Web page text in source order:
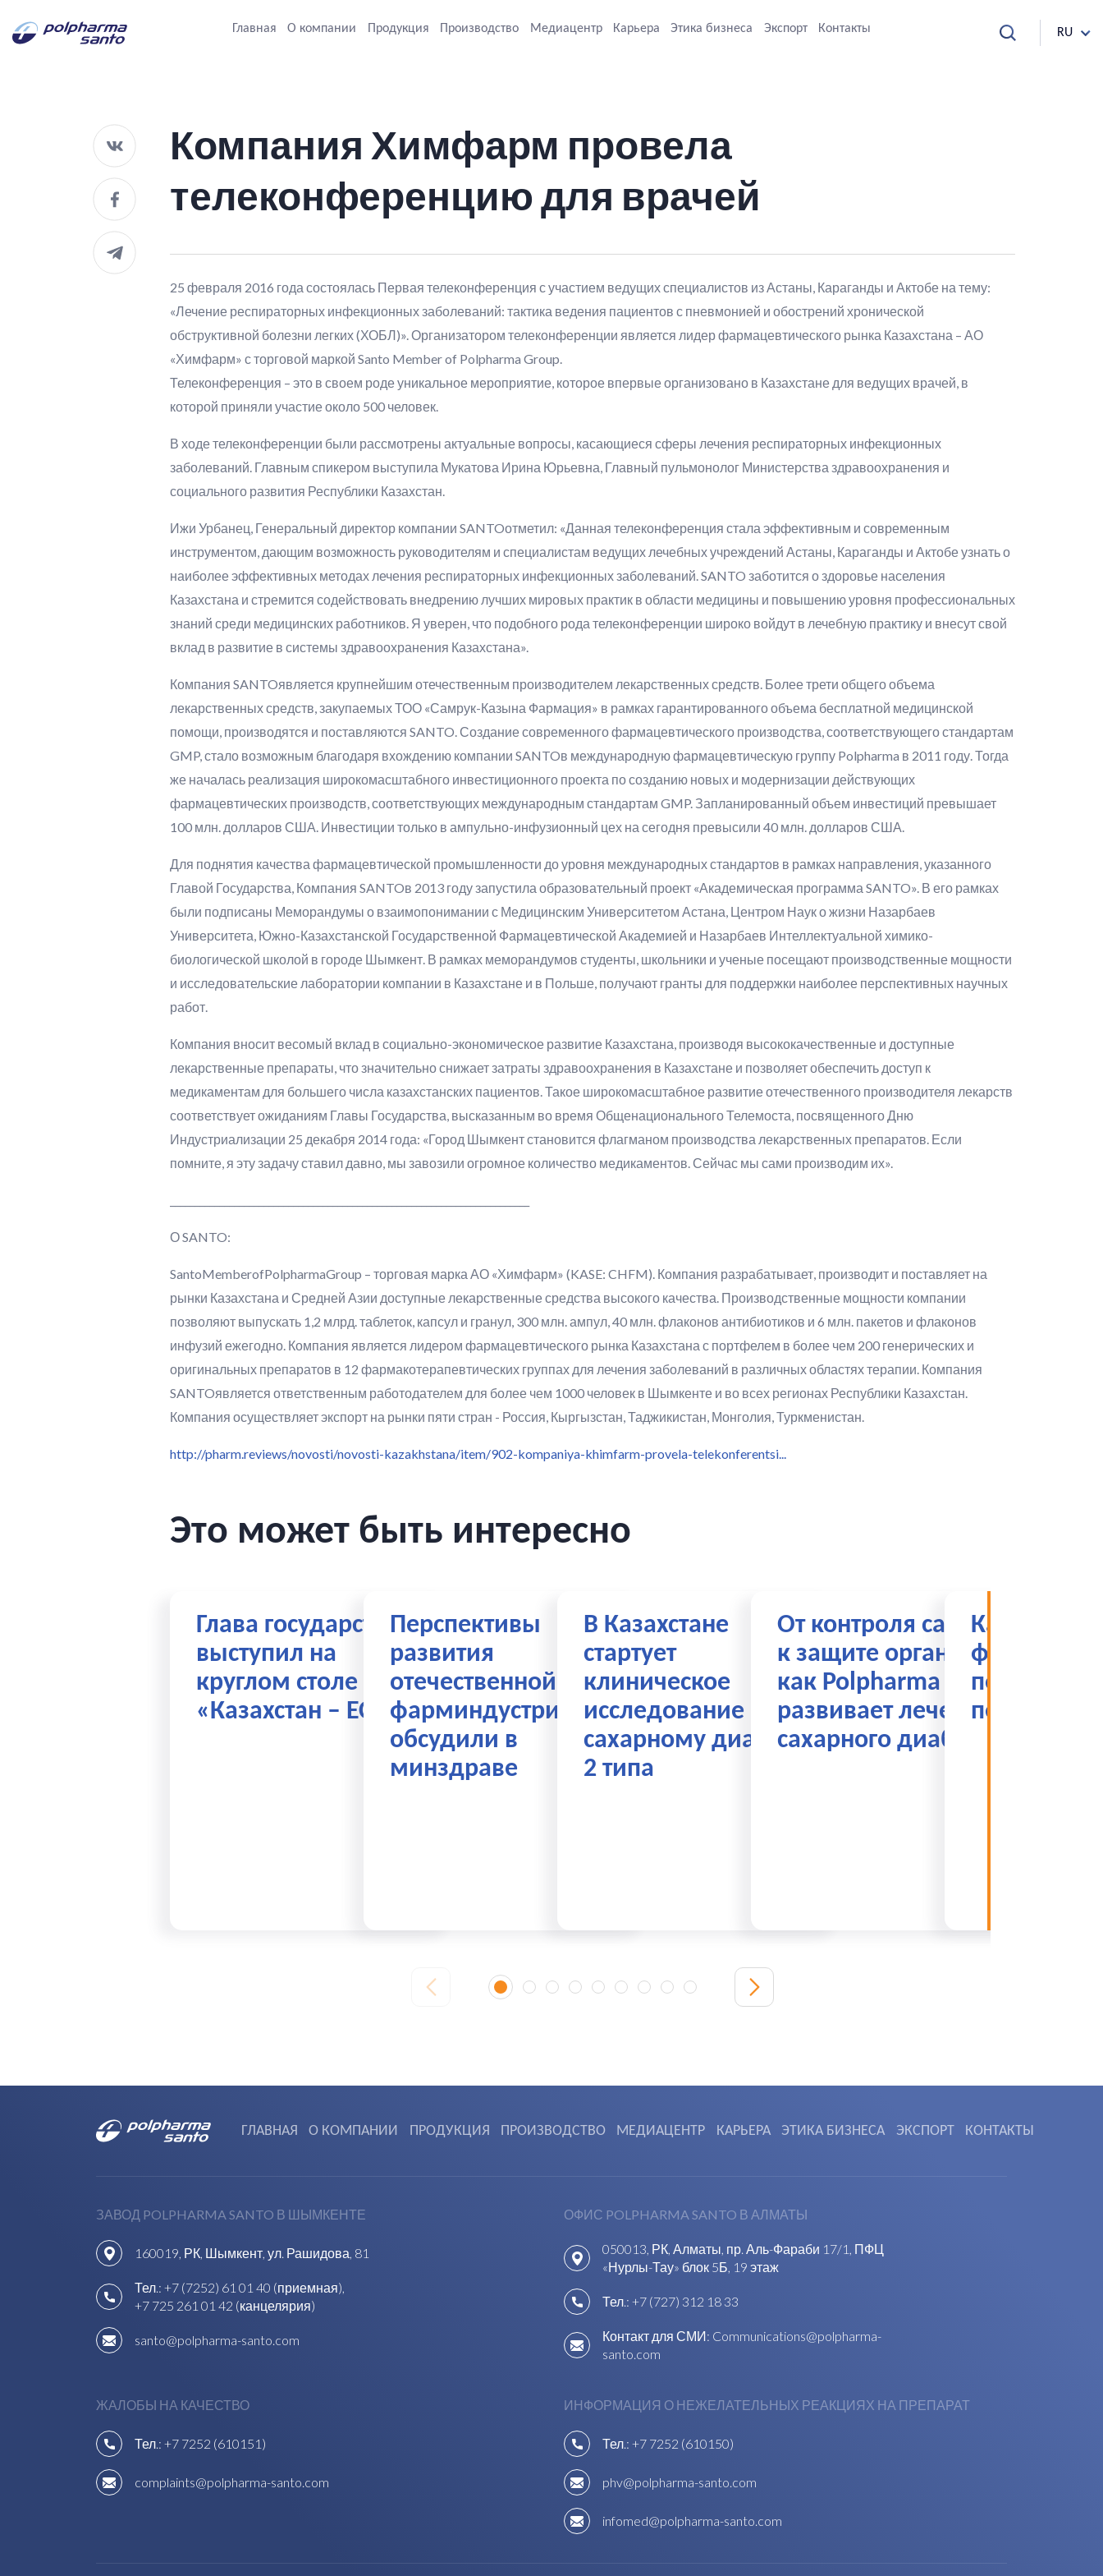
Главная О компании Продукция Производство Медиацентр Карьера Этика бизнеса Экспорт Контакты RU
Компания Химфарм провела
телеконференцию для врачей
25 февраля 2016 года состоялась Первая телеконференция с участием ведущих специалистов из Астаны, Караганды и Актобе на тему:
«Лечение респираторных инфекционных заболеваний: тактика ведения пациентов с пневмонией и обострений хронической
обструктивной болезни легких (ХОБЛ)». Организатором телеконференции является лидер фармацевтического рынка Казахстана – АО
«Химфарм» с торговой маркой Santo Member of Polpharma Group.
Телеконференция – это в своем роде уникальное мероприятие, которое впервые организовано в Казахстане для ведущих врачей, в
которой приняли участие около 500 человек.
В ходе телеконференции были рассмотрены актуальные вопросы, касающиеся сферы лечения респираторных инфекционных
заболеваний. Главным спикером выступила Мукатова Ирина Юрьевна, Главный пульмонолог Министерства здравоохранения и
социального развития Республики Казахстан.
Ижи Урбанец, Генеральный директор компании SANTOотметил: «Данная телеконференция стала эффективным и современным
инструментом, дающим возможность руководителям и специалистам ведущих лечебных учреждений Астаны, Караганды и Актобе узнать о
наиболее эффективных методах лечения респираторных инфекционных заболеваний. SANTO заботится о здоровье населения
Казахстана и стремится содействовать внедрению лучших мировых практик в области медицины и повышению уровня профессиональных
знаний среди медицинских работников. Я уверен, что подобного рода телеконференции широко войдут в лечебную практику и внесут свой
вклад в развитие в системы здравоохранения Казахстана».
Компания SANTOявляется крупнейшим отечественным производителем лекарственных средств. Более трети общего объема
лекарственных средств, закупаемых ТОО «Самрук-Казына Фармация» в рамках гарантированного объема бесплатной медицинской
помощи, производятся и поставляются SANTO. Создание современного фармацевтического производства, соответствующего стандартам
GMP, стало возможным благодаря вхождению компании SANTOв международную фармацевтическую группу Polpharma в 2011 году. Тогда
же началась реализация широкомасштабного инвестиционного проекта по созданию новых и модернизации действующих
фармацевтических производств, соответствующих международным стандартам GMP. Запланированный объем инвестиций превышает
100 млн. долларов США. Инвестиции только в ампульно-инфузионный цех на сегодня превысили 40 млн. долларов США.
Для поднятия качества фармацевтической промышленности до уровня международных стандартов в рамках направления, указанного
Главой Государства, Компания SANTOв 2013 году запустила образовательный проект «Академическая программа SANTO». В его рамках
были подписаны Меморандумы о взаимопонимании с Медицинским Университетом Астана, Центром Наук о жизни Назарбаев
Университета, Южно-Казахстанской Государственной Фармацевтической Академией и Назарбаев Интеллектуальной химико-
биологической школой в городе Шымкент. В рамках меморандумов студенты, школьники и ученые посещают производственные мощности
и исследовательские лаборатории компании в Казахстане и в Польше, получают гранты для поддержки наиболее перспективных научных
работ.
Компания вносит весомый вклад в социально-экономическое развитие Казахстана, производя высококачественные и доступные
лекарственные препараты, что значительно снижает затраты здравоохранения в Казахстане и позволяет обеспечить доступ к
медикаментам для большего числа казахстанских пациентов. Такое широкомасштабное развитие отечественного производителя лекарств
соответствует ожиданиям Главы Государства, высказанным во время Общенационального Телемоста, посвященного Дню
Индустриализации 25 декабря 2014 года: «Город Шымкент становится флагманом производства лекарственных препаратов. Если
помните, я эту задачу ставил давно, мы завозили огромное количество медикаментов. Сейчас мы сами производим их».
О SANTO:
SantoMemberofPolpharmaGroup – торговая марка АО «Химфарм» (KASE: CHFM). Компания разрабатывает, производит и поставляет на
рынки Казахстана и Средней Азии доступные лекарственные средства высокого качества. Производственные мощности компании
позволяют выпускать 1,2 млрд. таблеток, капсул и гранул, 300 млн. ампул, 40 млн. флаконов антибиотиков и 6 млн. пакетов и флаконов
инфузий ежегодно. Компания является лидером фармацевтического рынка Казахстана с портфелем в более чем 200 генерических и
оригинальных препаратов в 12 фармакотерапевтических группах для лечения заболеваний в различных областях терапии. Компания
SANTOявляется ответственным работодателем для более чем 1000 человек в Шымкенте и во всех регионах Республики Казахстан.
Компания осуществляет экспорт на рынки пяти стран - Россия, Кыргызстан, Таджикистан, Монголия, Туркменистан.
http://pharm.reviews/novosti/novosti-kazakhstana/item/902-kompaniya-khimfarm-provela-telekonferentsi...
Это может быть интересно
Глава государства
выступил на
круглом столе
«Казахстан – ЕС»
Перспективы
развития
отечественной
фарминдустрии
обсудили в
минздраве
В Казахстане
стартует
клиническое
исследование по
сахарному диабету
2 типа
От контроля сахара
к защите органов:
как Polpharma Santo
развивает лечение
сахарного диабета
пороге
перемен
ГЛАВНАЯ О КОМПАНИИ ПРОДУКЦИЯ ПРОИЗВОДСТВО МЕДИАЦЕНТР КАРЬЕРА ЭТИКА БИЗНЕСА ЭКСПОРТ КОНТАКТЫ
ЗАВОД POLPHARMA SANTO В ШЫМКЕНТЕ
160019, РК, Шымкент, ул. Рашидова, 81
Тел.: +7 (7252) 61 01 40 (приемная),
+7 725 261 01 42 (канцелярия)
santo@polpharma-santo.com
ОФИС POLPHARMA SANTO В АЛМАТЫ
050013, РК, Алматы, пр. Аль-Фараби 17/1, ПФЦ
«Нурлы-Тау» блок 5Б, 19 этаж
Тел.: +7 (727) 312 18 33
Контакт для СМИ: Communications@polpharma-
santo.com
ЖАЛОБЫ НА КАЧЕСТВО
Тел.: +7 7252 (610151)
complaints@polpharma-santo.com
ИНФОРМАЦИЯ О НЕЖЕЛАТЕЛЬНЫХ РЕАКЦИЯХ НА ПРЕПАРАТ
Тел.: +7 7252 (610150)
phv@polpharma-santo.com
infomed@polpharma-santo.com